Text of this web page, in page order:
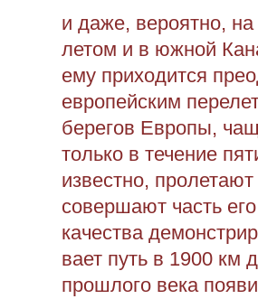
и даже, вероятно, на
летом и в южной
ему приходится
европейским
берегов Европы,
только в течение
известно,
совершают часть
качества
вает путь в 1900 км
прошлого века